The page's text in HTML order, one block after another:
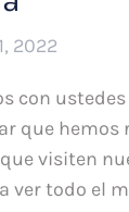
2022
con
que hemos
visiten
ver todo el